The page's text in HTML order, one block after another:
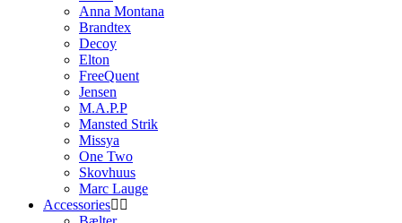
Anna Montana
Brandtex
Decoy
Elton
FreeQuent
Jensen
M.A.P.P
Mansted Strik
Missya
One Two
Skovhuus
Marc Lauge
Accessories